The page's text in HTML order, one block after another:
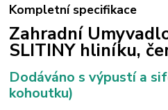
Kompletní specifikace
Zahradní
SLITINY hliníku,
Dodáváno s výpustí a
kohoutku)